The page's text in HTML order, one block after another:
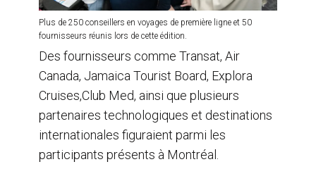
Plus de 250 conseillers en voyages de première ligne et 50
fournisseurs réunis lors de cette édition.
Des fournisseurs comme Transat, Air
Canada, Jamaica Tourist Board, Explora
Cruises,Club Med, ainsi que plusieurs
partenaires technologiques et destinations
internationales figuraient parmi les
participants présents à Montréal.